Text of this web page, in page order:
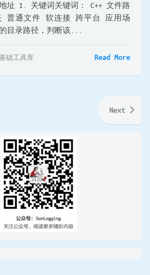
址 1. 关键词关键词： C++ 文件路
普通文件 软连接 跨平台 应用场
目录路径，判断该...
基础工具库 Read More
Next